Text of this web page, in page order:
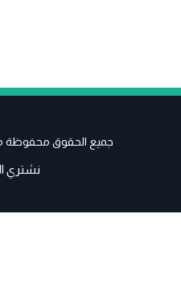
جميع الحقوق محفوظة
نشتري